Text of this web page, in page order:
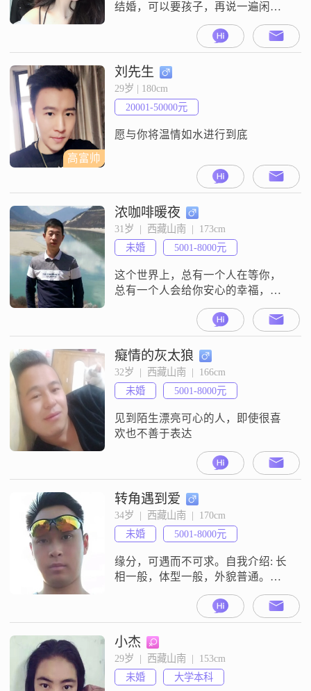
结婚，可以要孩子，再说一遍闲聊
的不要找我，闲聊的不要找我，时
高富帅
刘先生
29岁 | 180cm
20001-50000元
愿与你将温情如水进行到底
浓咖啡暖夜
31岁  |  西藏山南  |  173cm
未婚
5001-8000元
这个世界上，总有一个人在等你，
总有一个人会给你安心的幸福，总
有一个人会陪你到老
癡情的灰太狼
32岁  |  西藏山南  |  166cm
未婚
5001-8000元
见到陌生漂亮可心的人，即使很喜
欢也不善于表达
转角遇到爱
34岁  |  西藏山南  |  170cm
未婚
5001-8000元
缘分，可遇而不可求。自我介绍: 长
相一般，体型一般，外貌普通。内
心和谐，较易相处。性格较开朗幽
默，喜欢爱笑的姑娘。较有上进心
和责任心，懂得尊重他人。16年大
学毕业后回农村创业，后因父亲手
术缺钱而外出务工，现在西藏工
作。爱好广泛，主要喜欢户外运
动，骑行，羽毛球，书法等等。希
小杰
29岁  |  西藏山南  |  153cm
未婚
大学本科